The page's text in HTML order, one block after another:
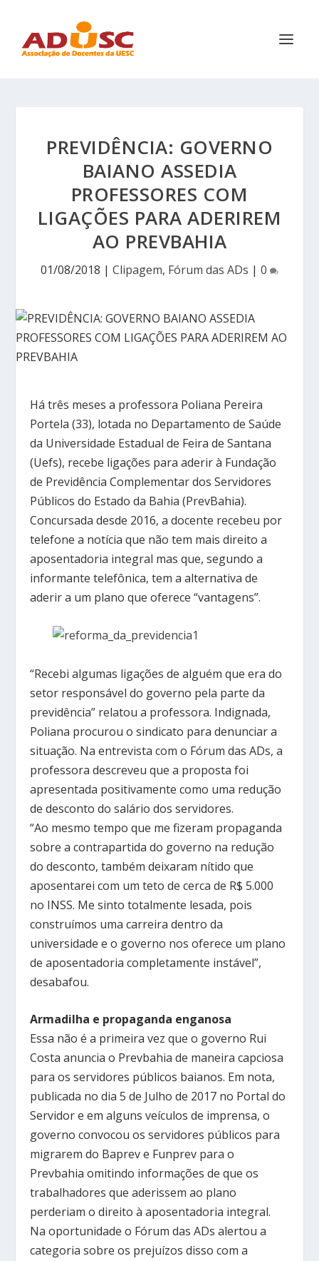
PREVIDÊNCIA: GOVERNO
BAIANO ASSEDIA
PROFESSORES COM
LIGAÇÕES PARA ADERIREM
AO PREVBAHIA
01/08/2018 | Clipagem, Fórum das ADs | 0
Há três meses a professora Poliana Pereira
Portela (33), lotada no Departamento de Saúde
da Universidade Estadual de Feira de Santana
(Uefs), recebe ligações para aderir à Fundação
de Previdência Complementar dos Servidores
Públicos do Estado da Bahia (PrevBahia).
Concursada desde 2016, a docente recebeu por
telefone a notícia que não tem mais direito a
aposentadoria integral mas que, segundo a
informante telefônica, tem a alternativa de
aderir a um plano que oferece “vantagens”.
“Recebi algumas ligações de alguém que era do
setor responsável do governo pela parte da
previdência” relatou a professora. Indignada,
Poliana procurou o sindicato para denunciar a
situação. Na entrevista com o Fórum das ADs, a
professora descreveu que a proposta foi
apresentada positivamente como uma redução
de desconto do salário dos servidores.
“Ao mesmo tempo que me fizeram propaganda
sobre a contrapartida do governo na redução
do desconto, também deixaram nítido que
aposentarei com um teto de cerca de R$ 5.000
no INSS. Me sinto totalmente lesada, pois
construímos uma carreira dentro da
universidade e o governo nos oferece um plano
de aposentadoria completamente instável”,
desabafou.
Armadilha e propaganda enganosa
Essa não é a primeira vez que o governo Rui
Costa anuncia o Prevbahia de maneira capciosa
para os servidores públicos baianos. Em nota,
publicada no dia 5 de Julho de 2017 no Portal do
Servidor e em alguns veículos de imprensa, o
governo convocou os servidores públicos para
migrarem do Baprev e Funprev para o
Prevbahia omitindo informações de que os
trabalhadores que aderissem ao plano
perderiam o direito à aposentadoria integral.
Na oportunidade o Fórum das ADs alertou a
categoria sobre os prejuízos disso com a